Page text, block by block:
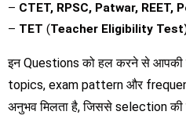
– CTET, RPSC, Patwar, REET,
– TET (Teacher Eligibility
इन Questions को हल करने से आपकी
topics, exam pattern और
अनुभव मिलता है, जिससे selection की